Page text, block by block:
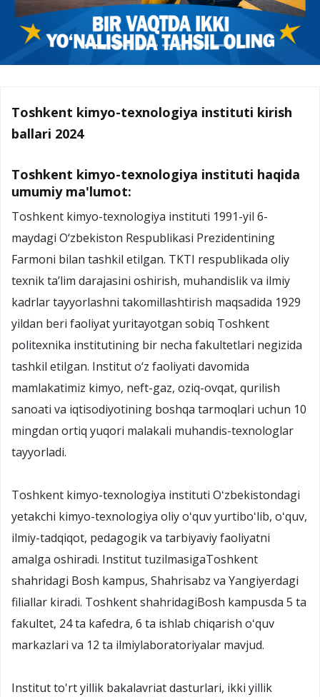
Toshkent kimyo-texnologiya instituti kirish
ballari 2024
Toshkent kimyo-texnologiya instituti haqida
umumiy ma'lumot:
Toshkent kimyo-texnologiya instituti 1991-yil 6-
maydagi O‘zbekiston Respublikasi Prezidentining
Farmoni bilan tashkil etilgan. TKTI respublikada oliy
texnik ta’lim darajasini oshirish, muhandislik va ilmiy
kadrlar tayyorlashni takomillashtirish maqsadida 1929
yildan beri faoliyat yuritayotgan sobiq Toshkent
politexnika institutining bir necha fakultetlari negizida
tashkil etilgan. Institut o‘z faoliyati davomida
mamlakatimiz kimyo, neft-gaz, oziq-ovqat, qurilish
sanoati va iqtisodiyotining boshqa tarmoqlari uchun 10
mingdan ortiq yuqori malakali muhandis-texnologlar
tayyorladi.
Toshkent kimyo-texnologiya instituti Oʻzbekistondagi
yetakchi kimyo-texnologiya oliy oʻquv yurtiboʻlib, oʻquv,
ilmiy-tadqiqot, pedagogik va tarbiyaviy faoliyatni
amalga oshiradi. Institut tuzilmasigaToshkent
shahridagi Bosh kampus, Shahrisabz va Yangiyerdagi
filiallar kiradi. Toshkent shahridagiBosh kampusda 5 ta
fakultet, 24 ta kafedra, 6 ta ishlab chiqarish oʻquv
markazlari va 12 ta ilmiylaboratoriyalar mavjud.
Institut to'rt yillik bakalavriat dasturlari, ikki yillik